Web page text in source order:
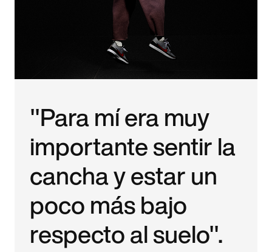
"Para mí era muy
importante sentir la
cancha y estar un
poco más bajo
respecto al suelo".